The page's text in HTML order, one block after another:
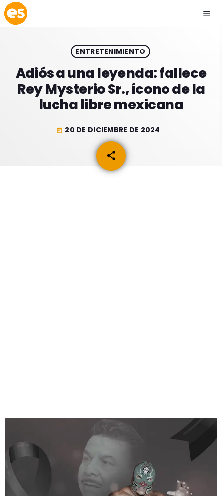
menu
play_arrow EMISIÓN LA PAZ
play_arrow EMISIÓN COCHABAMBA
ENTRETENIMIENTO
Adiós a una leyenda: fallece
Rey Mysterio Sr., ícono de la
lucha libre mexicana
today 20 DE DICIEMBRE DE 2024
share
email